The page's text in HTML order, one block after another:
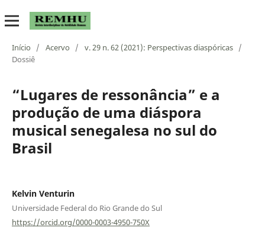
Início / Acervo / v. 29 n. 62 (2021): Perspectivas diaspóricas /
Dossiê
“Lugares de ressonância” e a
produção de uma diáspora
musical senegalesa no sul do
Brasil
Kelvin Venturin
Universidade Federal do Rio Grande do Sul
https://orcid.org/0000-0003-4950-750X